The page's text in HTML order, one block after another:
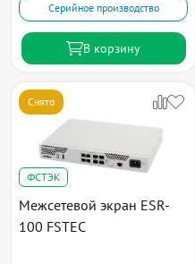
Серийное производство
В корзину
Снято
ФСТЭК
Межсетевой экран ESR-
100 FSTEC